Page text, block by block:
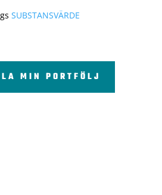
SUBSTANSVÄRDE
MIN PORTFÖLJ